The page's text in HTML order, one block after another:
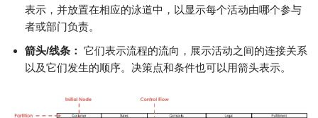
表示，并放置在相应的泳道中，以显示每个活动由哪个参与
者或部门负责。
箭头/线条： 它们表示流程的流向，展示活动之间的连接关系
以及它们发生的顺序。决策点和条件也可以用箭头表示。